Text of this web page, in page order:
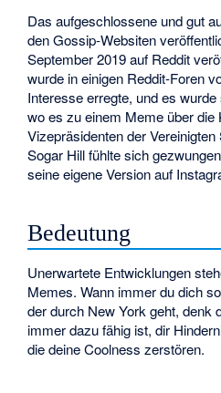
Das aufgeschlossene und gut
den Gossip-Websiten
September 2019 auf Reddit
wurde in einigen Reddit-Foren
Interesse erregte, und es
wo es zu einem Meme über die
Vizepräsidenten der
Sogar Hill fühlte sich
seine eigene Version auf
Bedeutung
Unerwartete Entwicklungen
Memes. Wann immer du dich
der durch New York geht, denk
immer dazu fähig ist, dir
die deine Coolness zerstören.